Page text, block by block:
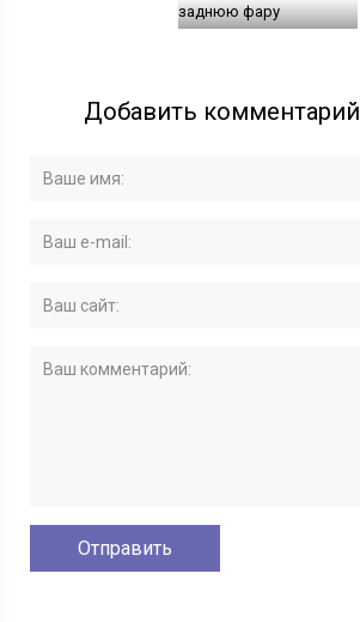
заднюю фару
Добавить комментарий